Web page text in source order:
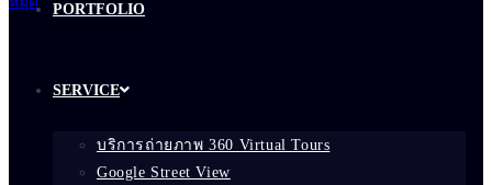
PORTFOLIO
SERVICE
บริการถ่ายภาพ 360 Virtual Tours
Google Street View